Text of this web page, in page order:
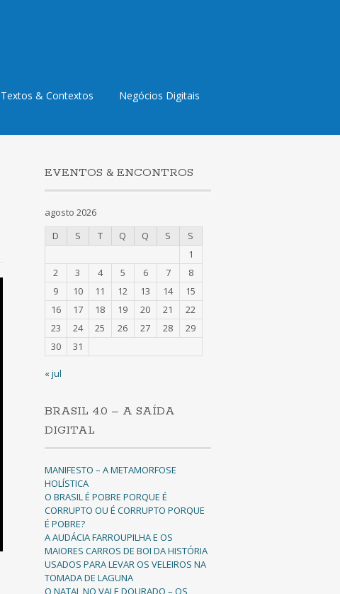
Textos & Contextos Negócios Digitais
EVENTOS & ENCONTROS
agosto 2026
D
S T Q Q S
S
1
2
3 4 5 6 7
8
9
10 11 12 13 14
15
16
17 18 19 20 21
22
23
24 25 26 27 28
29
30
31
« jul
BRASIL 4.0 – A SAÍDA
DIGITAL
MANIFESTO – A METAMORFOSE
HOLÍSTICA
O BRASIL É POBRE PORQUE É
CORRUPTO OU É CORRUPTO PORQUE
É POBRE?
A AUDÁCIA FARROUPILHA E OS
MAIORES CARROS DE BOI DA HISTÓRIA
USADOS PARA LEVAR OS VELEIROS NA
TOMADA DE LAGUNA
O NATAL NO VALE DOURADO – OS